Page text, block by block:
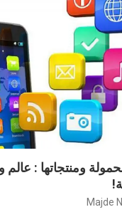
ومنتجاتها :
Majde